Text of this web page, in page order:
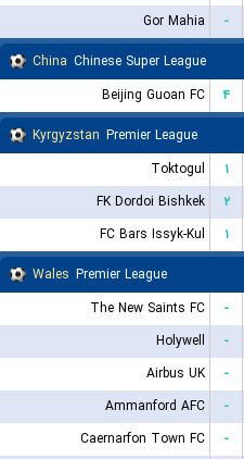
Gor Mahia
-
China Chinese Super League
Beijing Guoan FC
۴
Kyrgyzstan Premier League
Toktogul
۱
FK Dordoi Bishkek
۲
FC Bars Issyk-Kul
۱
Wales Premier League
The New Saints FC
-
Holywell
-
Airbus UK
-
Ammanford AFC
-
Caernarfon Town FC
-